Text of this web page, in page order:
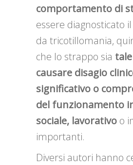
comportamento di
essere diagnosticato
da tricotillomania,
che lo strappo sia
causare disagio
significativo o
del funzionamento
sociale, lavorativo o
importanti.
Diversi autori hanno